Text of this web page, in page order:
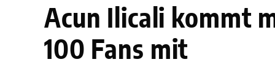
Acun Ilicali kommt
100 Fans mit